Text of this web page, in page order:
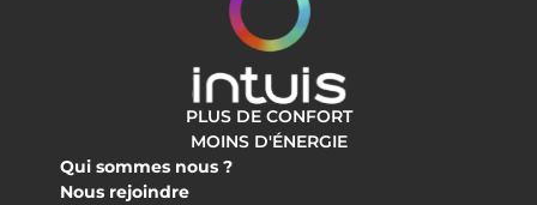
PLUS DE CONFORT
MOINS D'ÉNERGIE
Qui sommes nous ?
Nous rejoindre